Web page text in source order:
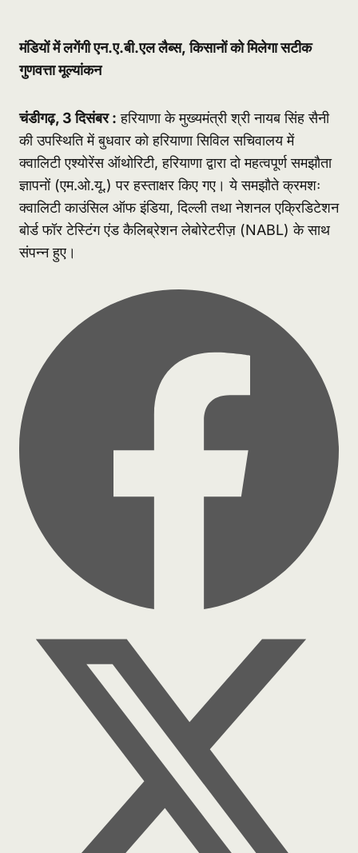
मंडियों में लगेंगी एन.ए.बी.एल लैब्स, किसानों को मिलेगा सटीक
गुणवत्ता मूल्यांकन
चंडीगढ़, 3 दिसंबर : हरियाणा के मुख्यमंत्री श्री नायब सिंह सैनी
की उपस्थिति में बुधवार को हरियाणा सिविल सचिवालय में
क्वालिटी एश्योरेंस ऑथोरिटी, हरियाणा द्वारा दो महत्वपूर्ण समझौता
ज्ञापनों (एम.ओ.यू.) पर हस्ताक्षर किए गए। ये समझौते क्रमशः
क्वालिटी काउंसिल ऑफ इंडिया, दिल्ली तथा नेशनल एक्रिडिटेशन
बोर्ड फॉर टेस्टिंग एंड कैलिब्रेशन लेबोरेटरीज़ (NABL) के साथ
संपन्न हुए।